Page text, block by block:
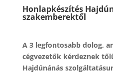
Honlapkészítés
szakemberektől
A 3 legfontosabb dolog,
cégvezetők kérdeznek
Hajdúnánás